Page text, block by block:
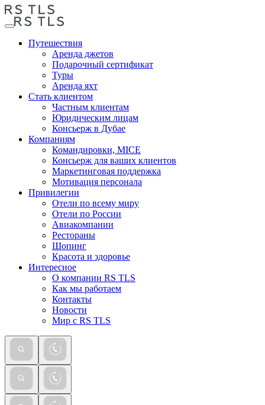
Путешествия
Аренда джетов
Подарочный сертификат
Туры
Аренда яхт
Стать клиентом
Частным клиентам
Юридическим лицам
Консьерж в Дубае
Компаниям
Командировки, MICE
Консьерж для ваших клиентов
Маркетинговая поддержка
Мотивация персонала
Привилегии
Отели по всему миру
Отели по России
Авиакомпании
Рестораны
Шопинг
Красота и здоровье
Интересное
О компании RS TLS
Как мы работаем
Контакты
Новости
Мир с RS TLS